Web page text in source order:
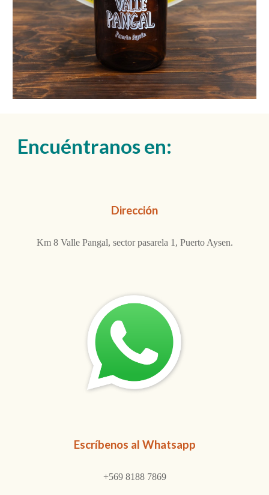
Encuéntranos en:
Dirección
Km 8 Valle Pangal, sector pasarela 1, Puerto Aysen.
Escríbenos al Whatsapp
+569 8188 7869